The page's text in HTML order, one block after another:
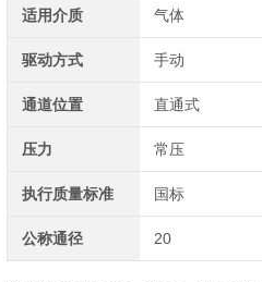
适用介质 气体
驱动方式 手动
通道位置 直通式
压力 常压
执行质量标准 国标
公称通径 20